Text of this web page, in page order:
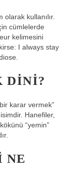
kullanılır.
cümlelerde
kelimesini
I always stay
DINI?
karar vermek”
Hanefiler,
“yemin”
NE